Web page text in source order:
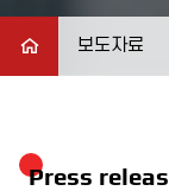
보도자료
Press